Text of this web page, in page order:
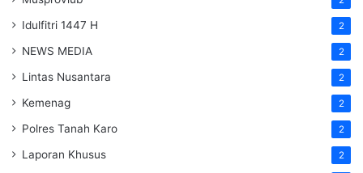
Idulfitri 1447 H 2
NEWS MEDIA 2
Lintas Nusantara 2
Kemenag 2
Polres Tanah Karo 2
Laporan Khusus 2